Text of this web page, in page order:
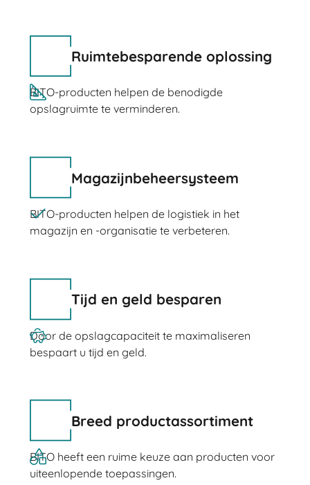
Ruimtebesparende oplossing
BITO-producten helpen de benodigde
opslagruimte te verminderen.
Magazijnbeheersysteem
BITO-producten helpen de logistiek in het
magazijn en -organisatie te verbeteren.
Tijd en geld besparen
Door de opslagcapaciteit te maximaliseren
bespaart u tijd en geld.
Breed productassortiment
BITO heeft een ruime keuze aan producten voor
uiteenlopende toepassingen.